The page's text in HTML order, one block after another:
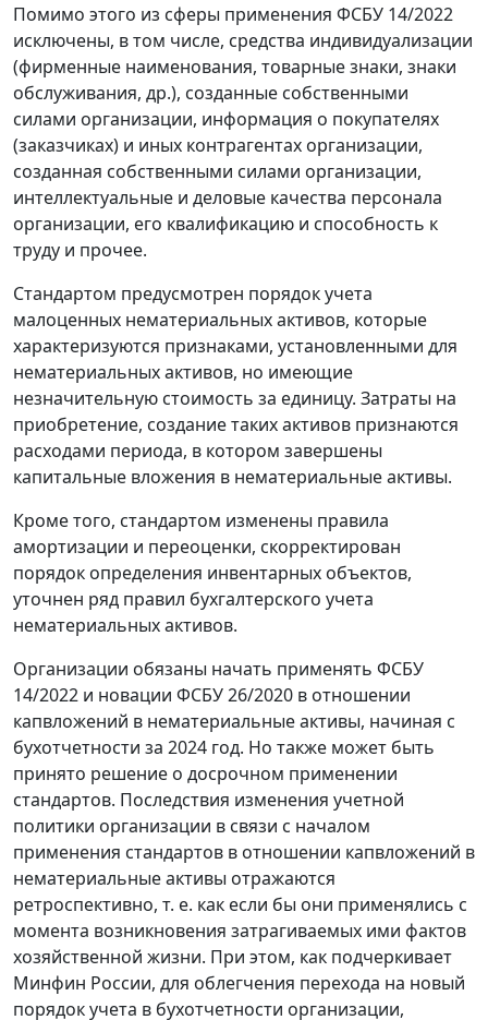
Помимо этого из сферы применения ФСБУ 14/2022
исключены, в том числе, средства индивидуализации
(фирменные наименования, товарные знаки, знаки
обслуживания, др.), созданные собственными
силами организации, информация о покупателях
(заказчиках) и иных контрагентах организации,
созданная собственными силами организации,
интеллектуальные и деловые качества персонала
организации, его квалификацию и способность к
труду и прочее.
Стандартом предусмотрен порядок учета
малоценных нематериальных активов, которые
характеризуются признаками, установленными для
нематериальных активов, но имеющие
незначительную стоимость за единицу. Затраты на
приобретение, создание таких активов признаются
расходами периода, в котором завершены
капитальные вложения в нематериальные активы.
Кроме того, стандартом изменены правила
амортизации и переоценки, скорректирован
порядок определения инвентарных объектов,
уточнен ряд правил бухгалтерского учета
нематериальных активов.
Организации обязаны начать применять ФСБУ
14/2022 и новации ФСБУ 26/2020 в отношении
капвложений в нематериальные активы, начиная с
бухотчетности за 2024 год. Но также может быть
принято решение о досрочном применении
стандартов. Последствия изменения учетной
политики организации в связи с началом
применения стандартов в отношении капвложений в
нематериальные активы отражаются
ретроспективно, т. е. как если бы они применялись с
момента возникновения затрагиваемых ими фактов
хозяйственной жизни. При этом, как подчеркивает
Минфин России, для облегчения перехода на новый
порядок учета в бухотчетности организации,